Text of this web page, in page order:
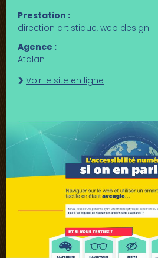
Prestation :
direction artistique, web design
Agence :
Atalan
Voir le site en ligne